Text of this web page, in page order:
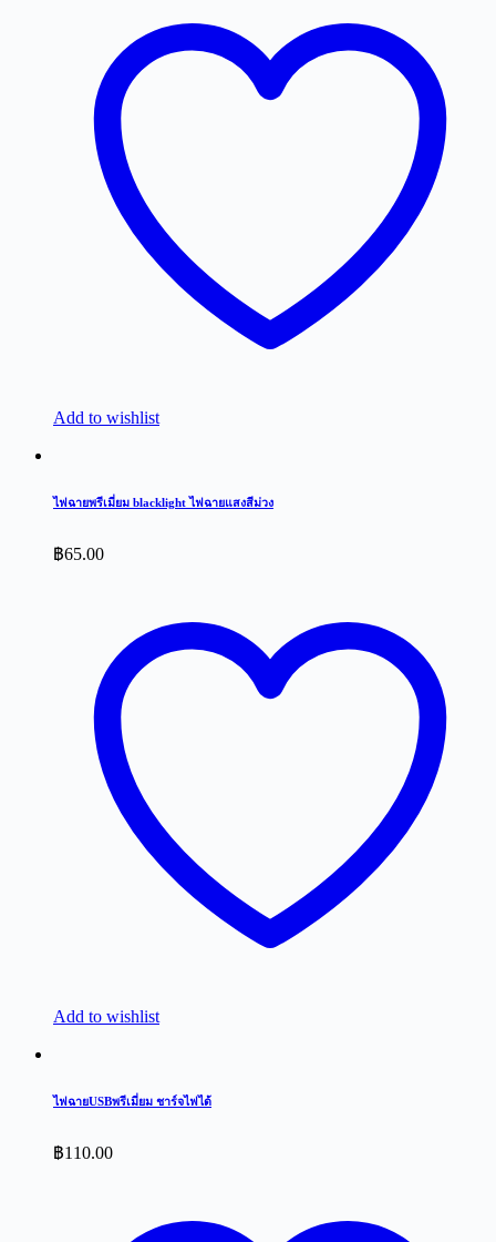
Add to wishlist
ไฟฉายพรีเมี่ยม blacklight ไฟฉายแสงสีม่วง
฿65.00
Add to wishlist
ไฟฉายUSBพรีเมี่ยม ชาร์จไฟได้
฿110.00